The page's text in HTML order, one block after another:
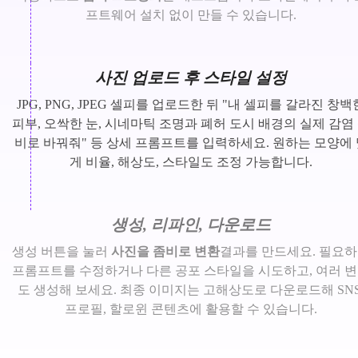
프트웨어 설치 없이 만들 수 있습니다.
사진 업로드 후 스타일 설정
JPG, PNG, JPEG 셀피를 업로드한 뒤 "내 셀피를 갈라진 창백
피부, 오싹한 눈, 시네마틱 조명과 폐허 도시 배경의 실제 감염
비로 바꿔줘" 등 상세 프롬프트를 입력하세요. 원하는 모양에
게 비율, 해상도, 스타일도 조정 가능합니다.
생성, 리파인, 다운로드
생성 버튼을 눌러 사진을 좀비로 변환결과를 만드세요. 필요하
프롬프트를 수정하거나 다른 공포 스타일을 시도하고, 여러
도 생성해 보세요. 최종 이미지는 고해상도로 다운로드해
프로필, 할로윈 콘텐츠에 활용할 수 있습니다.